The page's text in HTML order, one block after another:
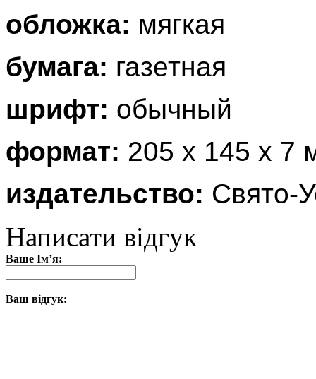
обложка: мягкая
бумага: газетная
шрифт: обычный
формат: 205 x 145 х 7
издательство: Свято-
Написати відгук
Ваше Ім’я:
Ваш відгук: